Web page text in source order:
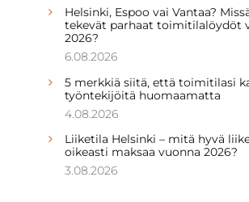
Helsinki, Espoo vai Vantaa?
tekevät parhaat toimitilalöydöt
2026?
6.08.2026
5 merkkiä siitä, että toimitilasi
työntekijöitä huomaamatta
4.08.2026
Liiketila Helsinki – mitä hyvä
oikeasti maksaa vuonna 2026?
3.08.2026